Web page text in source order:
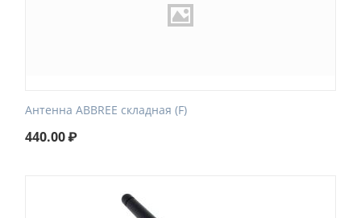
Антенна ABBREE складная (F)
440.00₽